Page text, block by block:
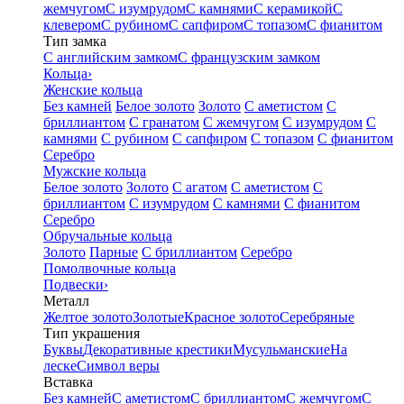
жемчугомС изумрудомС камнямиС керамикойС
клеверомС рубиномС сапфиромС топазомС фианитом
Тип замка
С английским замкомС французским замком
Кольца›
Женские кольца
Без камней Белое золото Золото С аметистом С
бриллиантом С гранатом С жемчугом С изумрудом С
камнями С рубином С сапфиром С топазом С фианитом
Серебро
Мужские кольца
Белое золото Золото С агатом С аметистом С
бриллиантом С изумрудом С камнями С фианитом
Серебро
Обручальные кольца
Золото Парные С бриллиантом Серебро
Помолвочные кольца
Подвески›
Металл
Желтое золотоЗолотыеКрасное золотоСеребряные
Тип украшения
БуквыДекоративные крестикиМусульманскиеНа
лескеСимвол веры
Вставка
Без камнейС аметистомС бриллиантомС жемчугомС